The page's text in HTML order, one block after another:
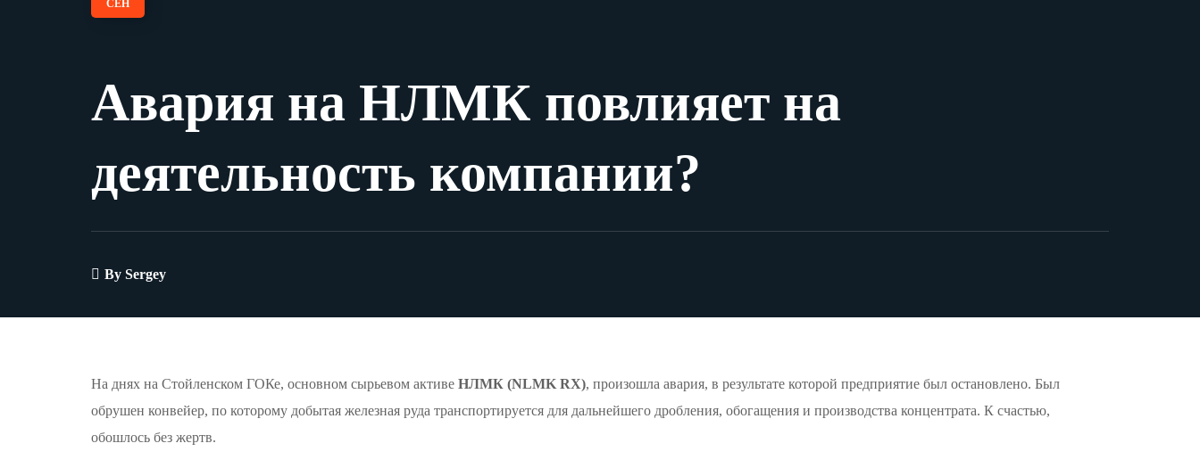
СЕН
Авария на НЛМК повлияет на
деятельность компании?
By Sergey
На днях на Стойленском ГОКе, основном сырьевом активе НЛМК (NLMK RX), произошла авария, в результате которой предприятие был остановлено. Был
обрушен конвейер, по которому добытая железная руда транспортируется для дальнейшего дробления, обогащения и производства концентрата. К счастью,
обошлось без жертв.